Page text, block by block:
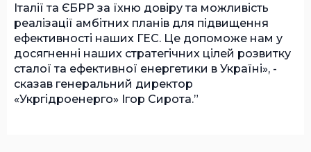
Італії та ЄБРР за їхню довіру та можливість
реалізації амбітних планів для підвищення
ефективності наших ГЕС. Це допоможе нам у
досягненні наших стратегічних цілей розвитку
сталої та ефективної енергетики в Україні», -
сказав генеральний директор
«Укргідроенерго» Ігор Сирота.